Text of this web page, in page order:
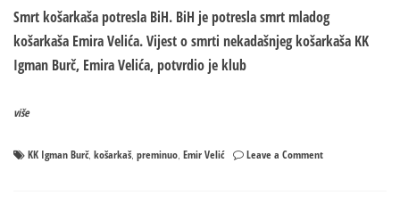
Smrt košarkaša potresla BiH. BiH je potresla smrt mladog
košarkaša Еmira Velića. Vijest o smrti nekadašnjeg košarkaša KK
Igman Burč, Еmira Velića, potvrdio je klub
više
KK Igman Burč, košarkaš, preminuo, Еmir Velić Leave a Commenton